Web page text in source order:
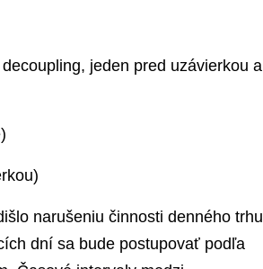
jeden pred uzávierkou a
narušeniu činnosti denného trhu
dní sa bude postupovať podľa